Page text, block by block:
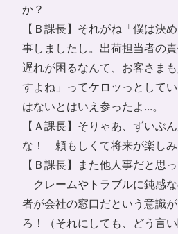
か？
【Ｂ課長】それがね「僕は決
事しましたし。出荷担当者の
遅れが困るなんて、お客さま
すよね」ってケロッっとして
はないとはいえ参ったよ...。
【Ａ課長】そりゃあ、ずいぶ
な！ 頼もしくて将来が楽しみ
【Ｂ課長】また他人事だと思
クレームやトラブルに鈍感
者が会社の窓口だという意識
ろ！（それにしても、どう言